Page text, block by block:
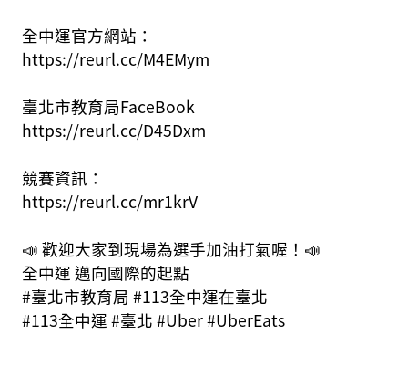
全中運官方網站：
https://reurl.cc/M4EMym
臺北市教育局FaceBook
https://reurl.cc/D45Dxm
競賽資訊：
https://reurl.cc/mr1krV
📣 歡迎大家到現場為選手加油打氣喔！📣
全中運 邁向國際的起點
#臺北市教育局 #113全中運在臺北
#113全中運 #臺北 #Uber #UberEats